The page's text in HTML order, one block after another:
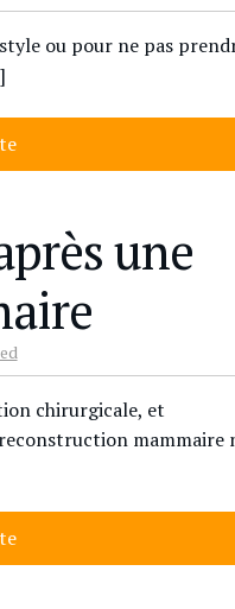
ou pour ne pas
une
chirurgicale, et
mammaire